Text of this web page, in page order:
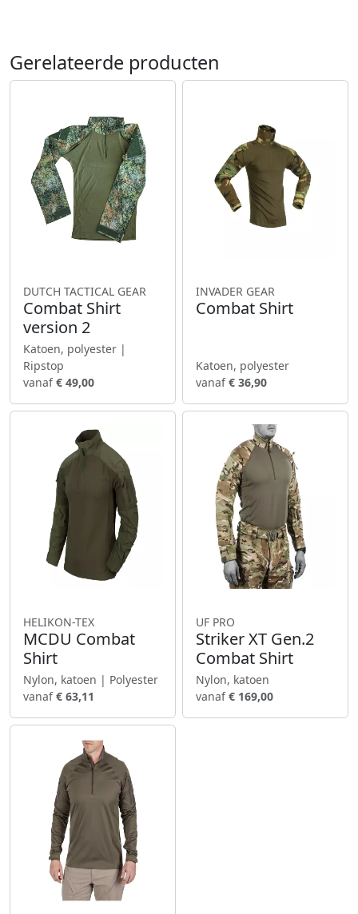
Gerelateerde producten
DUTCH TACTICAL GEAR
Combat Shirt
version 2
Katoen, polyester |
Ripstop
vanaf€ 49,00
INVADER GEAR
Combat Shirt
Katoen, polyester
vanaf€ 36,90
HELIKON-TEX
MCDU Combat
Shirt
Nylon, katoen | Polyester
vanaf€ 63,11
UF PRO
Striker XT Gen.2
Combat Shirt
Nylon, katoen
vanaf€ 169,00